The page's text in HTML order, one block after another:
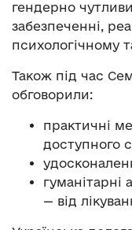
гендерно
забезпеченні,
психологічному
Також під час
обговорили:
практичні
доступного
гуманітарні
— від